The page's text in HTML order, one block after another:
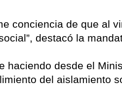
conciencia de que al
destacó la
haciendo desde el
del aislamiento